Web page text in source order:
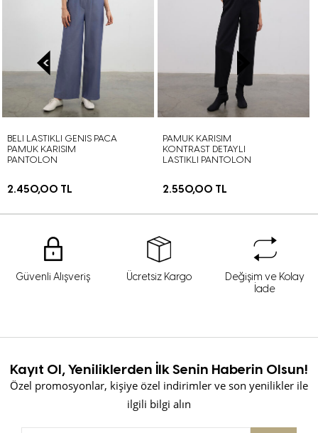
BELI LASTIKLI GENIS PACA
PAMUK KARISIM
PANTOLON
2.450,00 TL
PAMUK KARISIM
KONTRAST DETAYLI
LASTIKLI PANTOLON
2.550,00 TL
Güvenli Alışveriş Ücretsiz Kargo
Değişim ve Kolay
İade
Kayıt Ol, Yeniliklerden İlk Senin Haberin Olsun!
Özel promosyonlar, kişiye özel indirimler ve son yenilikler ile
ilgili bilgi alın